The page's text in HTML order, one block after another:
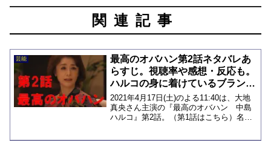
関連記事
芸能
最高のオバハン第2話ネタバレあ
らすじ。視聴率や感想・反応も。
ハルコの身に着けているブランド
も凄かった！
2021年4月17日(土)のよる11:40は、大地
真央さん主演の『最高のオバハン 中島
ハルコ』第2話。（第1話はこちら）名古